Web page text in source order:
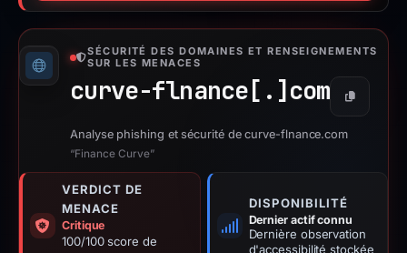
SÉCURITÉ DES DOMAINES ET RENSEIGNEMENTS
SUR LES MENACES
curve-flnance[.] com Copier
Analyse phishing et sécurité de curve-flnance.com
“Finance Curve”
VERDICT DE
MENACE
Critique
100/100 score de
DISPONIBILITÉ
Dernier actif connu
Dernière observation
d'accessibilité stockée